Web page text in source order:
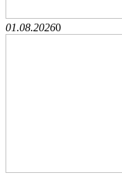
01.08.20260